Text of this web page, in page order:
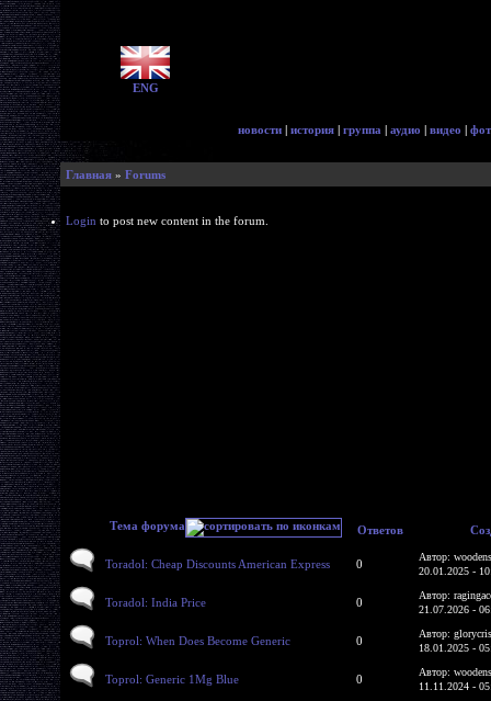
ENG
новости | история | группа | аудио | видео |
Главная » Forums
Login to post new content in the forum.
Тема форума Ответов
Toradol: Cheap Discounts American Express 0
Автор:
20.01.2025 -
Toradol: India Price 0
Автор:
21.07.2026 -
Toprol: When Does Become Generic 0
Автор:
18.01.2025 -
Toprol: Generic 1Mg Blue 0
Автор:
11.11.2024 -